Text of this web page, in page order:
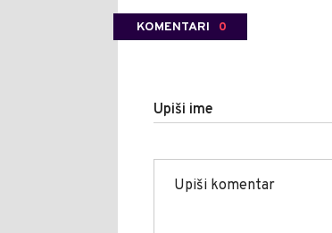
KOMENTARI 0
Upiši ime